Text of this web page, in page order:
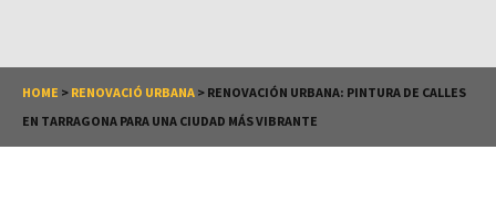
HOME > RENOVACIÓ URBANA > RENOVACIÓN URBANA: PINTURA DE CALLES
EN TARRAGONA PARA UNA CIUDAD MÁS VIBRANTE